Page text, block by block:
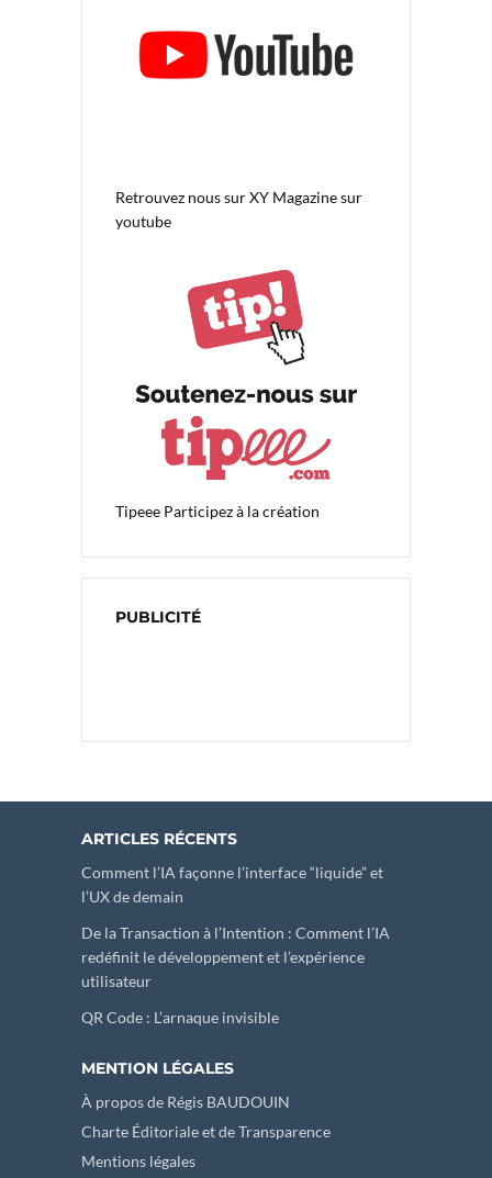
Retrouvez nous surXY Magazine sur
youtube
Tipeee Participez à la création
PUBLICITÉ
ARTICLES RÉCENTS
Comment l’IA façonne l’interface “liquide” et
l’UX de demain
De la Transaction à l’Intention : Comment l’IA
redéfinit le développement et l’expérience
utilisateur
QR Code : L’arnaque invisible
MENTION LÉGALES
À propos de Régis BAUDOUIN
Charte Éditoriale et de Transparence
Mentions légales